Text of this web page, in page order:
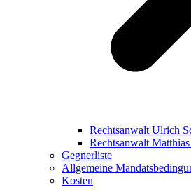
Rechtsanwalt Ulrich
Rechtsanwalt
Gegnerliste
Allgemeine
Kosten